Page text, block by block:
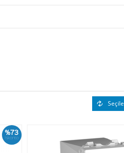
%73
İskonto